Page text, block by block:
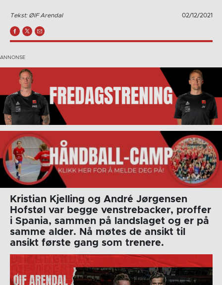
Tekst: ØIF Arendal 02/12/2021
Kristian Kjelling og André Jørgensen
Hofstøl var begge venstrebacker, proffer
i Spania, sammen på landslaget og er på
samme alder. Nå møtes de ansikt til
ansikt første gang som trenere.